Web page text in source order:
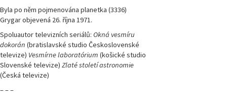
Byla po něm pojmenována planetka (3336)
Grygar objevená 26. října 1971.
Spoluautor televizních seriálů: Okná vesmíru
dokorán (bratislavské studio Československé
televize) Vesmírne laboratórium (košické studio
Slovenské televize) Zlaté století astronomie
(Česká televize)
– – –